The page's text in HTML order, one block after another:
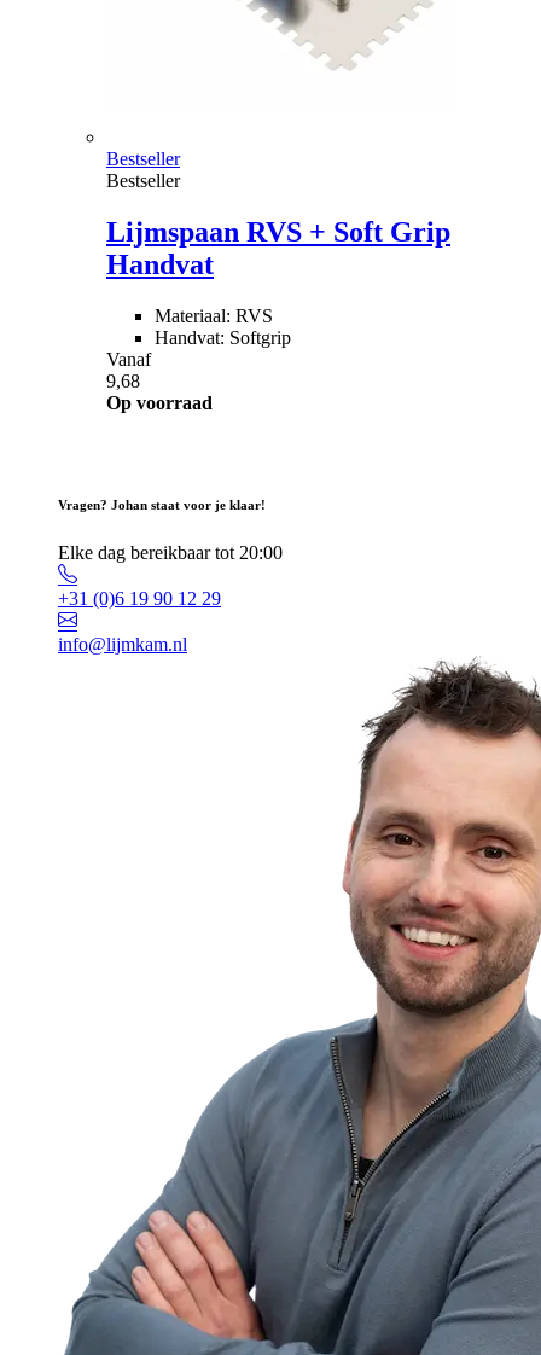
Bestseller
Bestseller
Lijmspaan RVS + Soft Grip
Handvat
Materiaal: RVS
Handvat: Softgrip
Vanaf
9,68
Op voorraad
Vragen? Johan staat voor je klaar!
Elke dag bereikbaar tot 20:00
+31 (0)6 19 90 12 29
info@lijmkam.nl